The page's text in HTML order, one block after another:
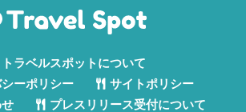
トラベルスポットについて
ーポリシー
サイトポリシー
プレスリリース受付について